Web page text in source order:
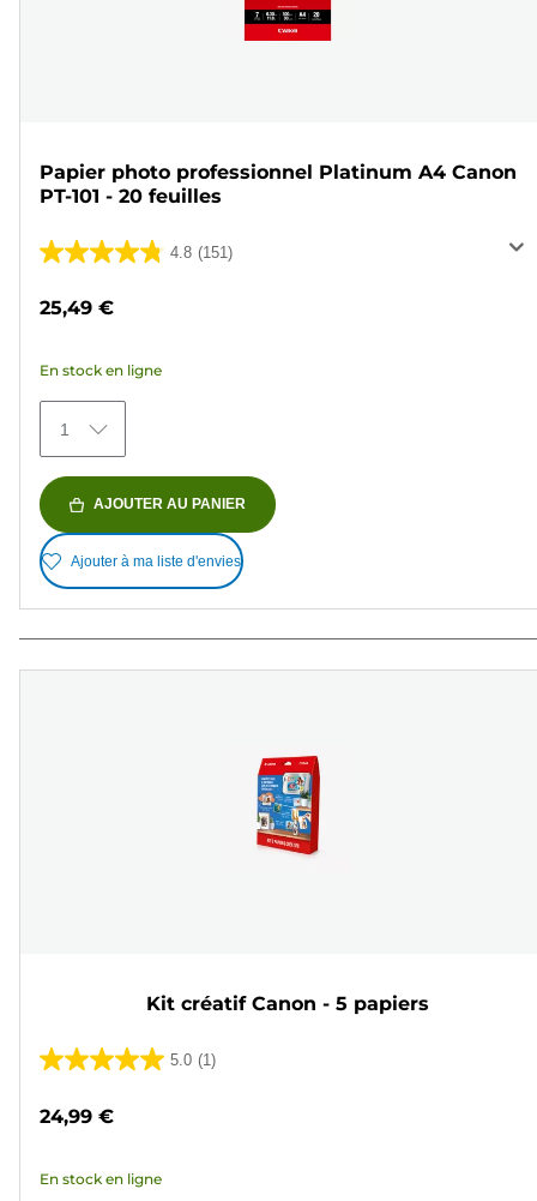
Papier photo professionnel Platinum A4 Canon
PT-101 - 20 feuilles
4.8 (151)
4.8
151
avis
25,49 €
En stock en ligne
1
AJOUTER AU PANIER
Ajouter à ma liste d'envies
Kit créatif Canon - 5 papiers
5.0 (1)
5.0
5
1
24,99 €
En stock en ligne